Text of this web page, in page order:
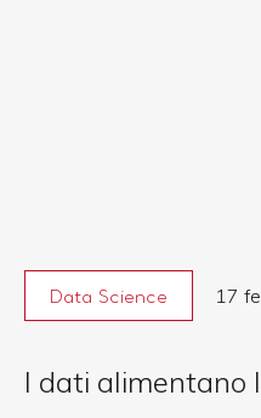
Data Science 17
I dati alimentano